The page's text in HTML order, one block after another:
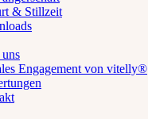
& Stillzeit
Engagement von vitelly®